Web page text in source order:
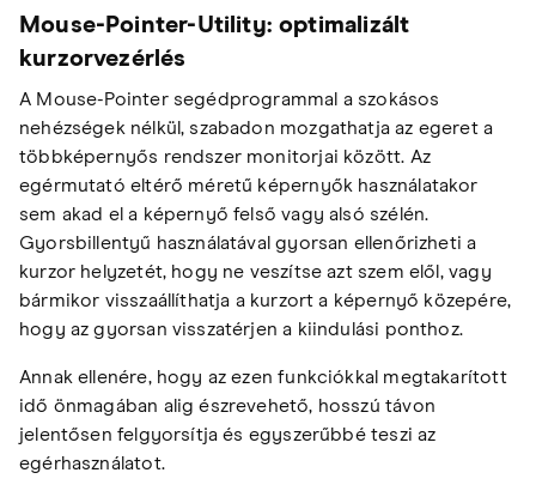
Mouse-Pointer-Utility: optimalizált
kurzorvezérlés
A Mouse-Pointer segédprogrammal a szokásos
nehézségek nélkül, szabadon mozgathatja az egeret a
többképernyős rendszer monitorjai között. Az
egérmutató eltérő méretű képernyők használatakor
sem akad el a képernyő felső vagy alsó szélén.
Gyorsbillentyű használatával gyorsan ellenőrizheti a
kurzor helyzetét, hogy ne veszítse azt szem elől, vagy
bármikor visszaállíthatja a kurzort a képernyő közepére,
hogy az gyorsan visszatérjen a kiindulási ponthoz.
Annak ellenére, hogy az ezen funkciókkal megtakarított
idő önmagában alig észrevehető, hosszú távon
jelentősen felgyorsítja és egyszerűbbé teszi az
egérhasználatot.